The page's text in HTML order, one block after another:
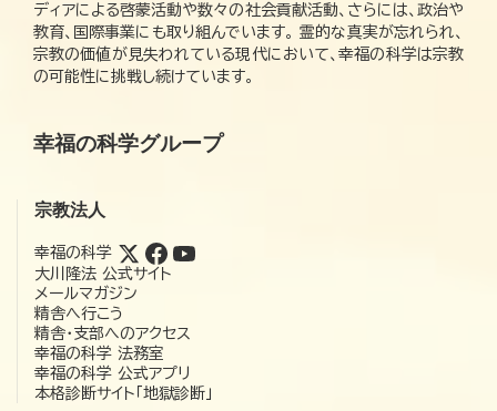
ディアによる啓蒙活動や数々の社会貢献活動、さらには、政治や
教育、国際事業にも取り組んでいます。 霊的な真実が忘れられ、
宗教の価値が見失われている現代において、幸福の科学は宗教
の可能性に挑戦し続けています。
幸福の科学グループ
宗教法人
幸福の科学
大川隆法 公式サイト
メールマガジン
精舎へ行こう
精舎・支部へのアクセス
幸福の科学 法務室
幸福の科学 公式アプリ
本格診断サイト「地獄診断」